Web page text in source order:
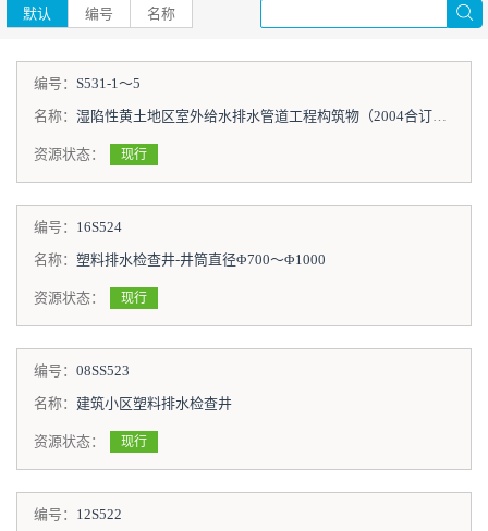
默认 编号 名称
编号： S531-1～5
名称： 湿陷性黄土地区室外给水排水管道工程构筑物（2004合订本）
资源状态： 现行
编号： 16S524
名称： 塑料排水检查井-井筒直径Φ700～Φ1000
资源状态： 现行
编号： 08SS523
名称： 建筑小区塑料排水检查井
资源状态： 现行
编号： 12S522